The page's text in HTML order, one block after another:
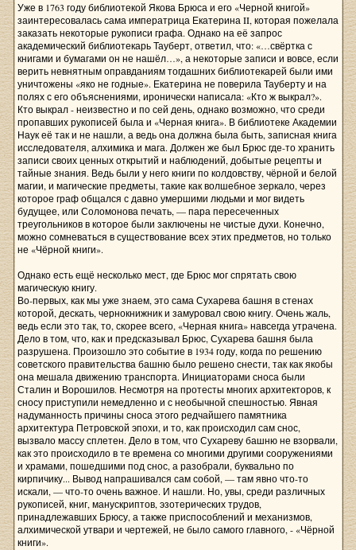
Уже в 1763 году библиотекой Якова Брюса и его «Черной книгой»
заинтересовалась сама императрица Екатерина II, которая пожелала
заказать некоторые рукописи графа. Однако на её запрос
академический библиотекарь Тауберт, ответил, что: «…свёртка с
книгами и бумагами он не нашёл…», а некоторые записи и вовсе, если
верить невнятным оправданиям тогдашних библиотекарей были ими
уничтожены «яко не годные». Екатерина не поверила Тауберту и на
полях с его объяснениями, иронически написала: «Кто ж выкрал?».
Кто выкрал - неизвестно и по сей день, однако возможно, что среди
пропавших рукописей была и «Черная книга». В библиотеке Академии
Наук её так и не нашли, а ведь она должна была быть, записная книга
исследователя, алхимика и мага. Должен же был Брюс где-то хранить
записи своих ценных открытий и наблюдений, добытые рецепты и
тайные знания. Ведь были у него книги по колдовству, чёрной и белой
магии, и магические предметы, такие как волшебное зеркало, через
которое граф общался с давно умершими людьми и мог видеть
будущее, или Соломонова печать, — пара пересеченных
треугольников в которое были заключены не чистые духи. Конечно,
можно сомневаться в существование всех этих предметов, но только
не «Чёрной книги».
Однако есть ещё несколько мест, где Брюс мог спрятать свою
магическую книгу.
Во-первых, как мы уже знаем, это сама Сухарева башня в стенах
которой, дескать, чернокнижник и замуровал свою книгу. Очень жаль,
ведь если это так, то, скорее всего, «Черная книга» навсегда утрачена.
Дело в том, что, как и предсказывал Брюс, Сухарева башня была
разрушена. Произошло это событие в 1934 году, когда по решению
советского правительства башню было решено снести, так как якобы
она мешала движению транспорта. Инициаторами сноса были
Сталин и Ворошилов. Несмотря на протесты многих архитекторов, к
сносу приступили немедленно и с необычной спешностью. Явная
надуманность причины сноса этого редчайшего памятника
архитектура Петровской эпохи, и то, как происходил сам снос,
вызвало массу сплетен. Дело в том, что Сухареву башню не взорвали,
как это происходило в те времена со многими другими сооружениями
и храмами, пошедшими под снос, а разобрали, буквально по
кирпичику... Вывод напрашивался сам собой, — там явно что-то
искали, — что-то очень важное. И нашли. Но, увы, среди различных
рукописей, книг, манускриптов, эзотерических трудов,
принадлежавших Брюсу, а также приспособлений и механизмов,
алхимической утвари и чертежей, не было самого главного, - «Чёрной
книги».